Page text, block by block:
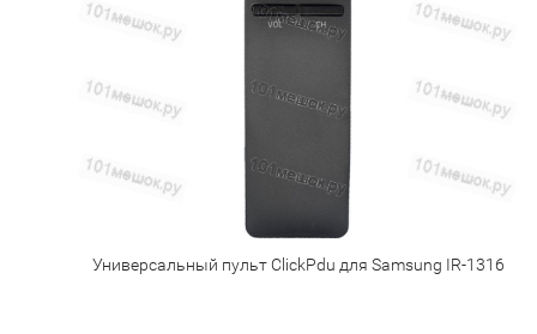
Универсальный пульт ClickPdu для Samsung IR-1316